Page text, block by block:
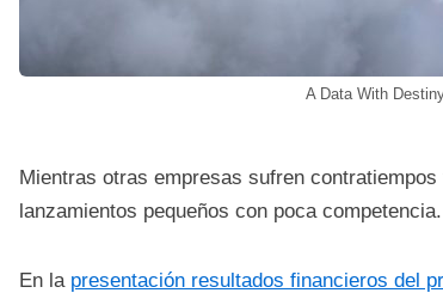
A Data With
Mientras otras empresas sufren
lanzamientos pequeños con poca competencia.
En la presentación resultados financieros del